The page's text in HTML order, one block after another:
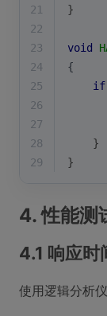
21
}
22
23
void
24
{
25
if
26
27
28
    }
29
}
4. 性能测
4.1 响应时
使用逻辑分析